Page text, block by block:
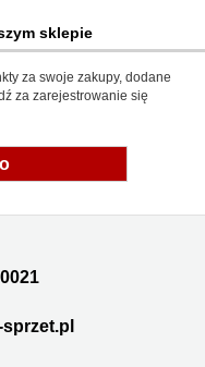
sklepie
za swoje zakupy, dodane
za zarejestrowanie się